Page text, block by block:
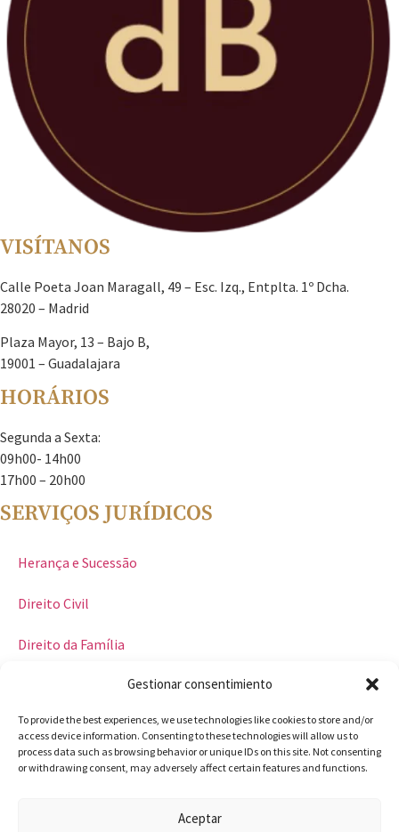
Gestionar consentimiento
To provide the best experiences, we use technologies like cookies to store and/or
access device information. Consenting to these technologies will allow us to
process data such as browsing behavior or unique IDs on this site. Not consenting
or withdrawing consent, may adversely affect certain features and functions.
Aceptar
VISÍTANOS
Calle Poeta Joan Maragall, 49 – Esc. Izq., Entplta. 1º Dcha.
28020 – Madrid
Plaza Mayor, 13 – Bajo B,
19001 – Guadalajara
HORÁRIOS
Segunda a Sexta:
09h00- 14h00
17h00 – 20h00
SERVIÇOS JURÍDICOS
Herança e Sucessão
Direito Civil
Direito da Família
Direito Internacional e Estrangeiro
Direito do Trabalho